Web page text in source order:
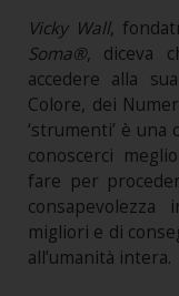
Vicky Wall,
Soma®, diceva
accedere alla
Colore, dei
‘strumenti’ è
conoscerci
fare per
migliori e di
all’umanità intera.